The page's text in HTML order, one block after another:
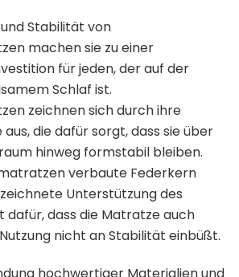
Stabilität von
machen sie zu einer
für jeden, der auf der
Schlaf ist.
zeichnen sich durch ihre
die dafür sorgt, dass sie über
hinweg formstabil bleiben.
verbaute Federkern
Unterstützung des
dafür, dass die Matratze auch
nicht an Stabilität einbüßt.